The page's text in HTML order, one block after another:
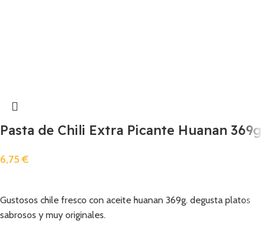
Pasta de Chili Extra Picante Huanan 369g
6,75€
Gustosos chile fresco con aceite huanan 369g. degusta platos
sabrosos y muy originales.